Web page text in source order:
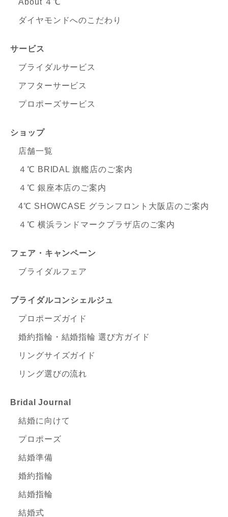
ダイヤモンドへのこだわり
サービス
ブライダルサービス
アフターサービス
プロポーズサービス
ショップ
店舗一覧
４℃ BRIDAL 旗艦店のご案内
４℃ 銀座本店のご案内
4℃ SHOWCASE グランフロント大阪店のご案内
４℃ 横浜ランドマークプラザ店のご案内
フェア・キャンペーン
ブライダルフェア
ブライダルコンシェルジュ
プロポーズガイド
婚約指輪・結婚指輪 選び方ガイド
リングサイズガイド
リング選びの流れ
Bridal Journal
結婚に向けて
プロポーズ
結婚準備
婚約指輪
結婚指輪
結婚式